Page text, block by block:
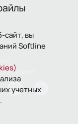
сайт, вы
Softline
учетных